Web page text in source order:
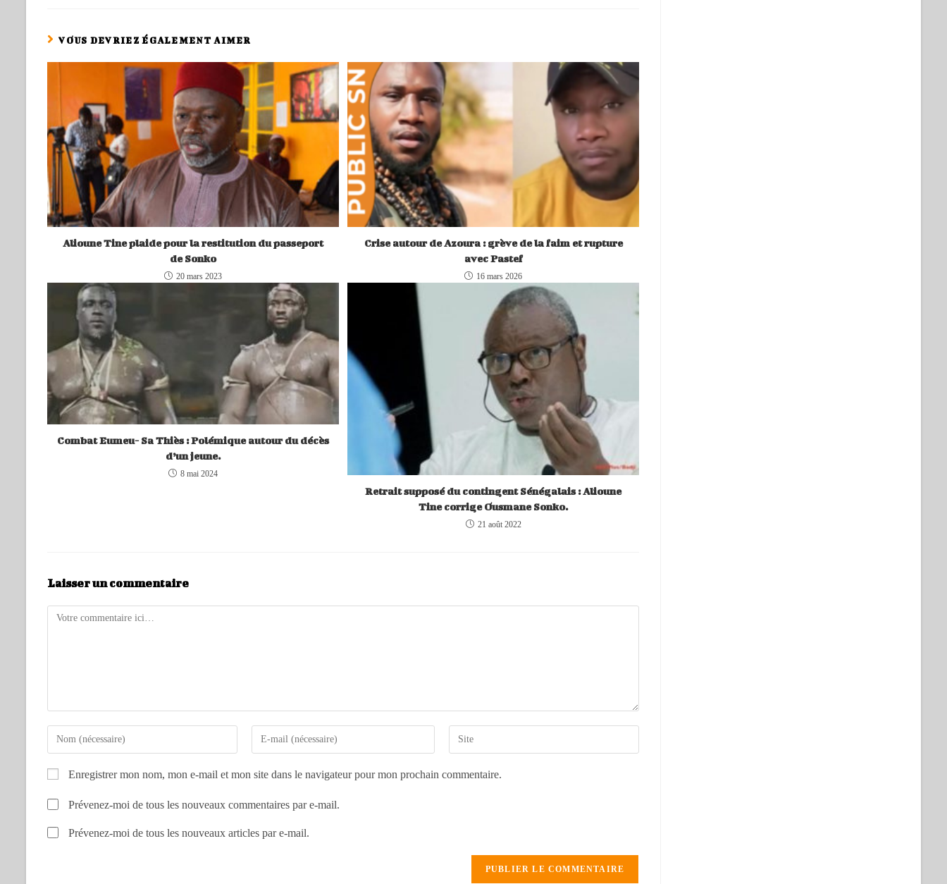
VOUS DEVRIEZ ÉGALEMENT AIMER
Alioune Tine plaide pour la restitution du passeport
de Sonko
20 mars 2023
Crise autour de Azoura : grève de la faim et rupture
avec Pastef
16 mars 2026
Combat Eumeu- Sa Thiès : Polémique autour du décès
d’un jeune.
8 mai 2024
Retrait supposé du contingent Sénégalais : Alioune
Tine corrige Ousmane Sonko.
21 août 2022
Laisser un commentaire
Enregistrer mon nom, mon e-mail et mon site dans le navigateur pour mon prochain commentaire.
Prévenez-moi de tous les nouveaux commentaires par e-mail.
Prévenez-moi de tous les nouveaux articles par e-mail.